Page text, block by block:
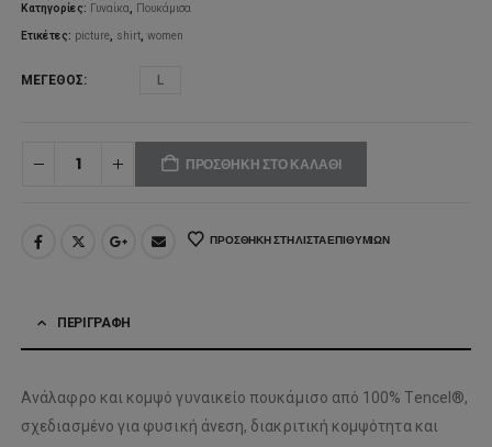
Κατηγορίες: Γυναίκα, Πουκάμισα
Ετικέτες: picture, shirt,women
ΜΈΓΕΘΟΣ L
ΠΡΟΣΘΉΚΗ ΣΤΟ ΚΑΛΆΘΙ
ΠΡΟΣΘΉΚΗ ΣΤΗ ΛΊΣΤΑ ΕΠΙΘΥΜΙΏΝ
ΠΕΡΙΓΡΑΦΉ
Ανάλαφρο και κομψό γυναικείο πουκάμισο από 100% Tencel®,
σχεδιασμένο για φυσική άνεση, διακριτική κομψότητα και